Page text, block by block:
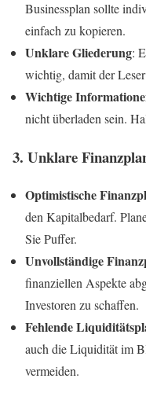
Businessplan sollte
einfach zu kopieren.
Unklare Gliederung:
wichtig, damit der
Wichtige
nicht überladen sein.
3. Unklare
Optimistische
den Kapitalbedarf.
Sie Puffer.
Unvollständige
finanziellen Aspekte
Investoren zu schaffen.
Fehlende
auch die Liquidität im
vermeiden.